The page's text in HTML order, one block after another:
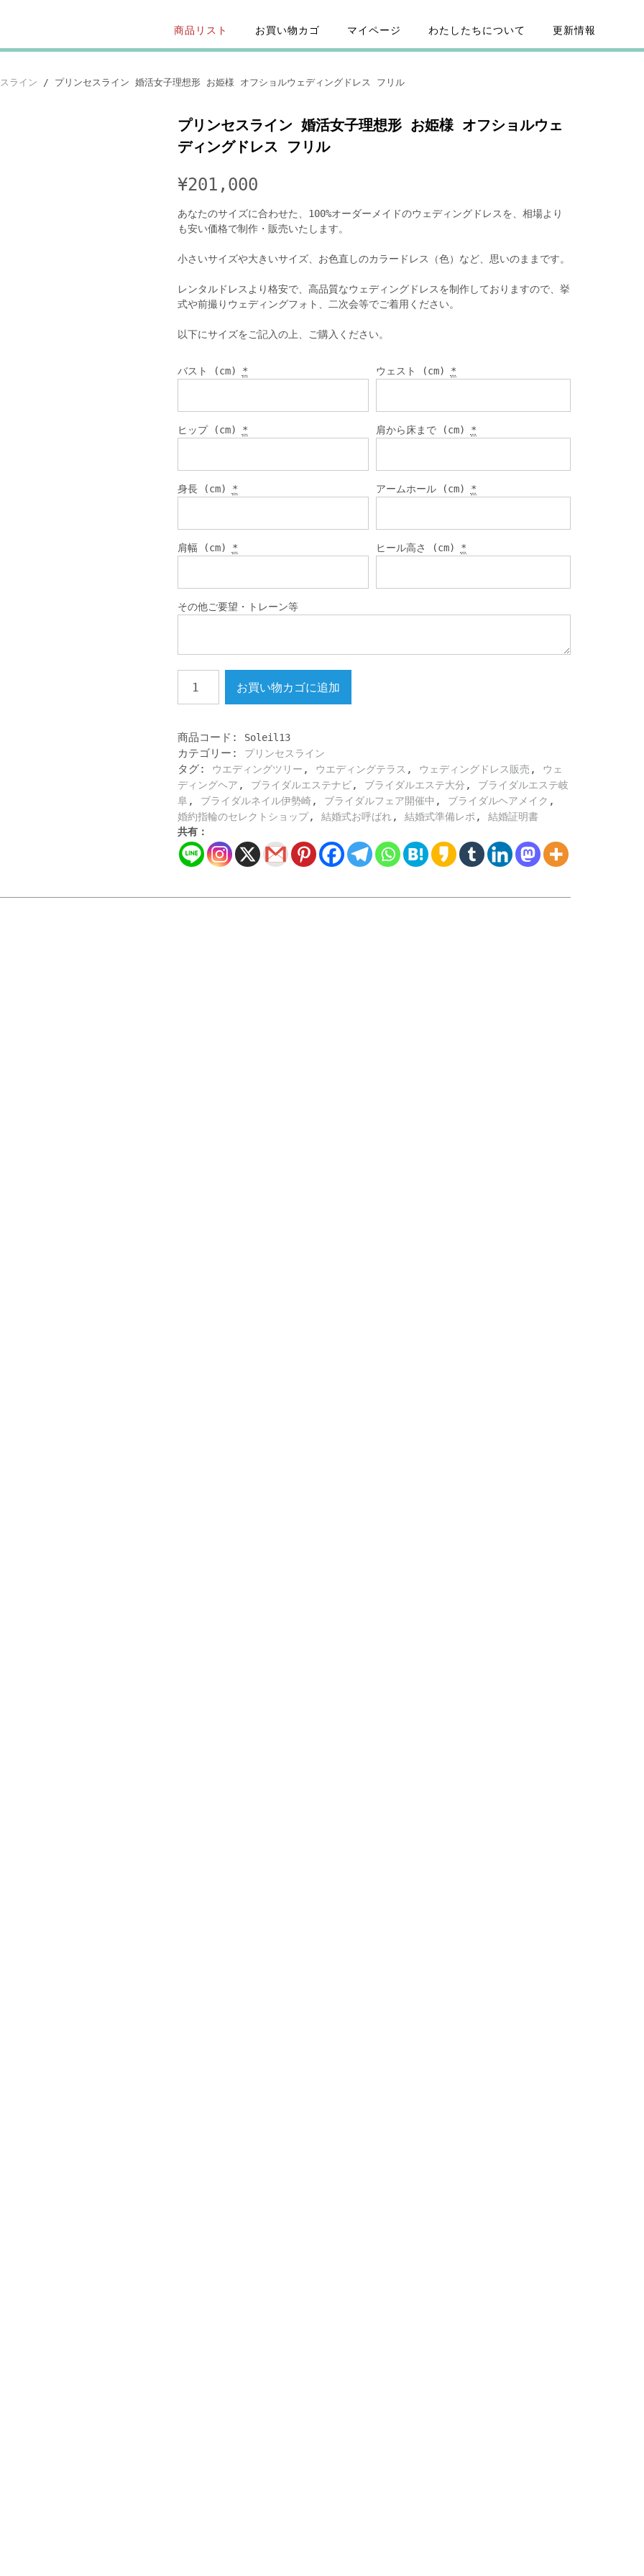
商品リスト お買い物カゴ マイページ わたしたちについて 更新情報
ライン / プリンセスライン 婚活女子理想形 お姫様 オフショルウェディングドレス フリル
プリンセスライン 婚活女子理想形 お姫様 オフショルウェ
ディングドレス フリル
¥201,000
あなたのサイズに合わせた、100%オーダーメイドのウェディングドレスを、相場より
も安い価格で制作・販売いたします。
小さいサイズや大きいサイズ、お色直しのカラードレス（色）など、思いのままです。
レンタルドレスより格安で、高品質なウェディングドレスを制作しておりますので、挙
式や前撮りウェディングフォト、二次会等でご着用ください。
以下にサイズをご記入の上、ご購入ください。
バスト (cm) * ウェスト (cm) *
ヒップ (cm) * 肩から床まで (cm) *
身長 (cm) * アームホール (cm) *
肩幅 (cm) * ヒール高さ (cm) *
その他ご要望・トレーン等
ン
ス
ラ
イ
ン
婚
活
女
子
理
お買い物カゴに追加
商品コード: Soleil13
カテゴリー: プリンセスライン
タグ: ウエディングツリー , ウエディングテラス , ウェディングドレス販売 ,
ウェ
ディングヘア , ブライダルエステナビ, ブライダルエステ大分 ,
ブライダルエステ岐
阜, ブライダルネイル伊勢崎, ブライダルフェア開催中 , ブライダルヘアメイク ,
婚約指輪のセレクトショップ, 結婚式お呼ばれ, 結婚式準備レポ , 結婚証明書
共有：